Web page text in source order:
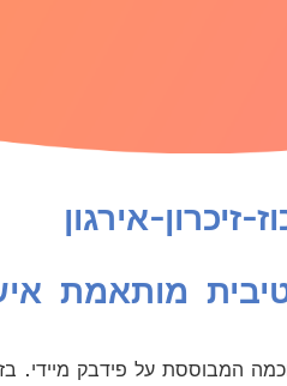
אירגון
מותאמת
חכמה המבוססת על פידבק